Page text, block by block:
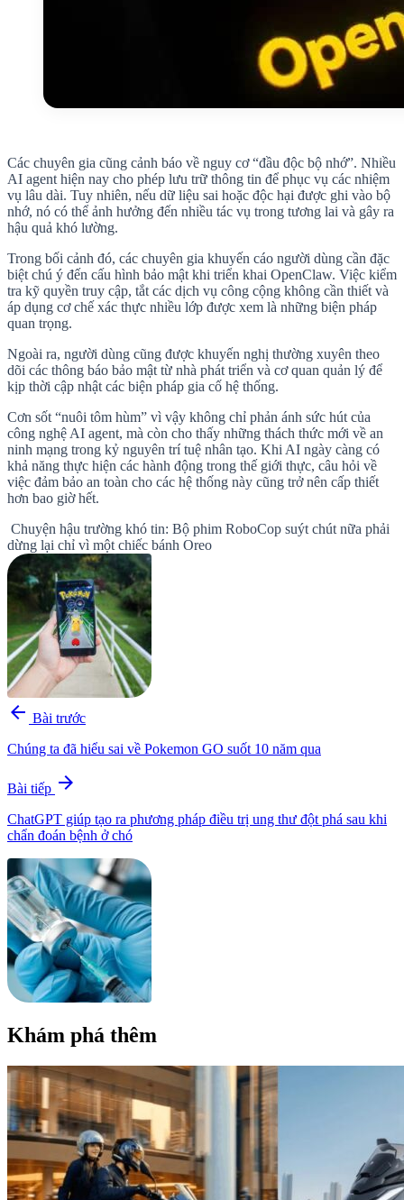
Các chuyên gia cũng cảnh báo về nguy cơ “đầu độc bộ nhớ”. Nhiều
AI agent hiện nay cho phép lưu trữ thông tin để phục vụ các nhiệm
vụ lâu dài. Tuy nhiên, nếu dữ liệu sai hoặc độc hại được ghi vào bộ
nhớ, nó có thể ảnh hưởng đến nhiều tác vụ trong tương lai và gây ra
hậu quả khó lường.
Trong bối cảnh đó, các chuyên gia khuyến cáo người dùng cần đặc
biệt chú ý đến cấu hình bảo mật khi triển khai OpenClaw. Việc kiểm
tra kỹ quyền truy cập, tắt các dịch vụ công cộng không cần thiết và
áp dụng cơ chế xác thực nhiều lớp được xem là những biện pháp
quan trọng.
Ngoài ra, người dùng cũng được khuyến nghị thường xuyên theo
dõi các thông báo bảo mật từ nhà phát triển và cơ quan quản lý để
kịp thời cập nhật các biện pháp gia cố hệ thống.
Cơn sốt “nuôi tôm hùm” vì vậy không chỉ phản ánh sức hút của
công nghệ AI agent, mà còn cho thấy những thách thức mới về an
ninh mạng trong kỷ nguyên trí tuệ nhân tạo. Khi AI ngày càng có
khả năng thực hiện các hành động trong thế giới thực, câu hỏi về
việc đảm bảo an toàn cho các hệ thống này cũng trở nên cấp thiết
hơn bao giờ hết.
Chuyện hậu trường khó tin: Bộ phim RoboCop suýt chút nữa phải
dừng lại chỉ vì một chiếc bánh Oreo
arrow_back Bài trước
Chúng ta đã hiểu sai về Pokemon GO suốt 10 năm qua
Bài tiếp arrow_forward
ChatGPT giúp tạo ra phương pháp điều trị ung thư đột phá sau khi
chẩn đoán bệnh ở chó
Khám phá thêm